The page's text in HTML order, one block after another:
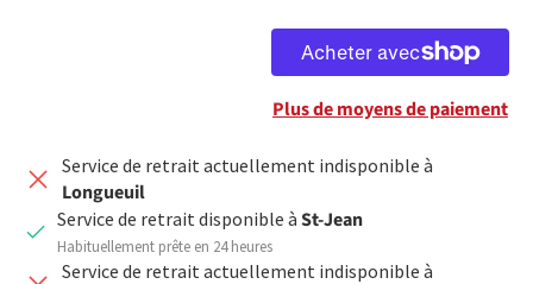
Plus de moyens de paiement
Service de retrait actuellement indisponible à
Longueuil
Service de retrait disponible à St-Jean
Habituellement prête en 24 heures
Service de retrait actuellement indisponible à